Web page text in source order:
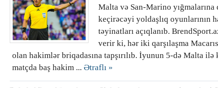
Malta və San-Marino yığmalarına
keçirəcəyi yoldaşlıq oyunlarının
təyinatları açıqlanıb.
verir ki, hər iki qarşılaşma
olan hakimlər briqadasına tapşırılıb. İyunun 5-də Malta
matçda baş hakim ... Ətraflı »